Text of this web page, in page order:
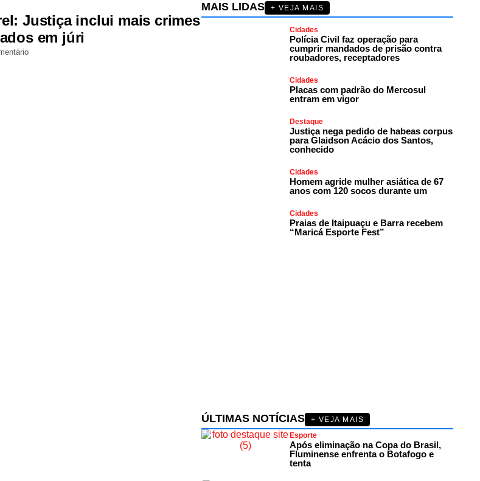
Justiça inclui mais crimes
em júri
MAIS LIDAS + VEJA MAIS
Cidades
Polícia Civil faz operação para
cumprir mandados de prisão contra
roubadores, receptadores
Cidades
Placas com padrão do Mercosul
entram em vigor
Destaque
Justiça nega pedido de habeas corpus
para Glaidson Acácio dos Santos,
conhecido
Cidades
Homem agride mulher asiática de 67
anos com 120 socos durante um
Cidades
Praias de Itaipuaçu e Barra recebem
“Maricá Esporte Fest”
ÚLTIMAS NOTÍCIAS
+ VEJA MAIS
Esporte
Após eliminação na Copa do Brasil,
Fluminense enfrenta o Botafogo e
tenta